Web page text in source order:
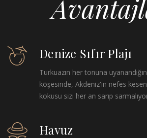
Denize Sıfır Plajı
Turkuazın her tonuna
köşesinde, Akdeniz'in nefes
kokusu sizi her an sarıp
Havuz